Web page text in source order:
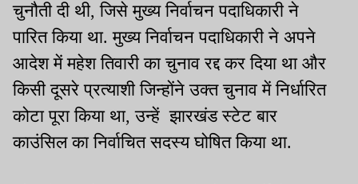
चुनौती दी थी, जिसे मुख्य निर्वाचन पदाधिकारी ने
पारित किया था. मुख्य निर्वाचन पदाधिकारी ने अपने
आदेश में महेश तिवारी का चुनाव रद्द कर दिया था और
किसी दूसरे प्रत्याशी जिन्होंने उक्त चुनाव में निर्धारित
कोटा पूरा किया था, उन्हें झारखंड स्टेट बार
काउंसिल का निर्वाचित सदस्य घोषित किया था.